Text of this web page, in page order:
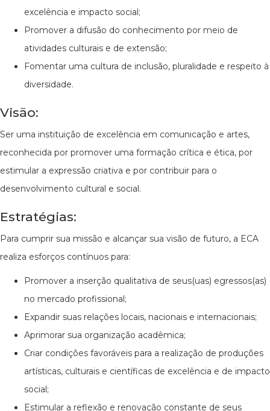
excelência e impacto social;
Promover a difusão do conhecimento por meio de
atividades culturais e de extensão;
Fomentar uma cultura de inclusão, pluralidade e respeito à
diversidade.
Visão:
Ser uma instituição de excelência em comunicação e artes,
reconhecida por promover uma formação crítica e ética, por
estimular a expressão criativa e por contribuir para o
desenvolvimento cultural e social.
Estratégias:
Para cumprir sua missão e alcançar sua visão de futuro, a ECA
realiza esforços contínuos para:
Promover a inserção qualitativa de seus(uas) egressos(as)
no mercado profissional;
Expandir suas relações locais, nacionais e internacionais;
Aprimorar sua organização acadêmica;
Criar condições favoráveis para a realização de produções
artísticas, culturais e científicas de excelência e de impacto
social;
Estimular a reflexão e renovação constante de seus